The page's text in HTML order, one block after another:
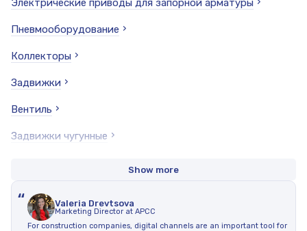
Электрические приводы для запорной арматуры
Пневмооборудование
Коллекторы
Задвижки
Вентиль
Задвижки чугунные
Затвор
Show more
“ Valeria Drevtsova
Marketing Director at APCC
For construction companies, digital channels are an important tool for